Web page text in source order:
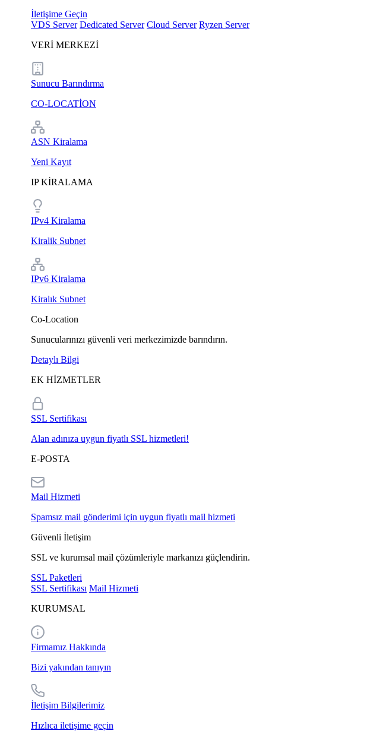
İletişime Geçin
VDS Server Dedicated Server Cloud Server Ryzen Server
VERİ MERKEZİ
Sunucu Barındırma
CO-LOCATİON
ASN Kiralama
Yeni Kayıt
IP KİRALAMA
IPv4 Kiralama
Kiralik Subnet
IPv6 Kiralama
Kiralık Subnet
Co-Location
Sunucularınızı güvenli veri merkezimizde barındırın.
Detaylı Bilgi
EK HİZMETLER
SSL Sertifikası
Alan adınıza uygun fiyatlı SSL hizmetleri!
E-POSTA
Mail Hizmeti
Spamsız mail gönderimi için uygun fiyatlı mail hizmeti
Güvenli İletişim
SSL ve kurumsal mail çözümleriyle markanızı güçlendirin.
SSL Paketleri
SSL Sertifikası Mail Hizmeti
KURUMSAL
Firmamız Hakkında
Bizi yakından tanıyın
İletişim Bilgilerimiz
Hızlıca iletişime geçin